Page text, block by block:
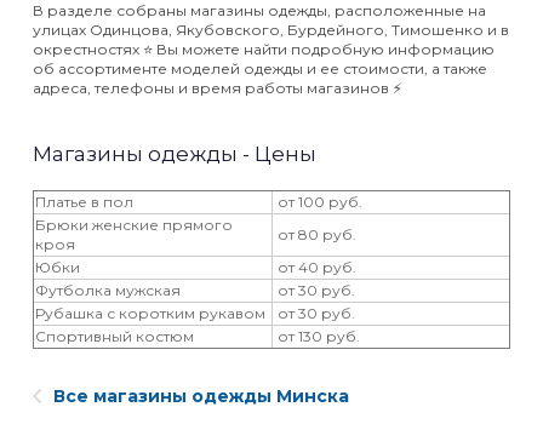
В разделе собраны магазины одежды, расположенные на
улицах Одинцова, Якубовского, Бурдейного, Тимошенко и в
окрестностях ⭐️ Вы можете найти подробную информацию
об ассортименте моделей одежды и ее стоимости, а также
адреса, телефоны и время работы магазинов ⚡️
Магазины одежды - Цены
Платье в пол
от 100 руб.
Брюки женские прямого
кроя
от 80 руб.
Юбки
от 40 руб.
Футболка мужская
от 30 руб.
Рубашка с коротким рукавом
от 30 руб.
Спортивный костюм
от 130 руб.
Все магазины одежды Минска